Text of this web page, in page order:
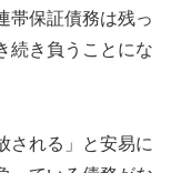
帯保証債務は残っ
続き負うことにな
される」と安易に